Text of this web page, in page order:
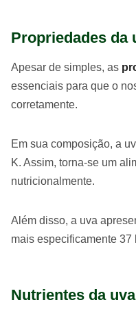
Propriedades da
Apesar de simples, as
essenciais para que o
corretamente.
Em sua composição, a
K. Assim, torna-se um
nutricionalmente.
Além disso, a uva
mais especificamente 37
Nutrientes da uva